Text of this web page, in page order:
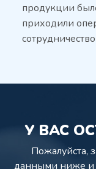
продукции
приходили
У ВАС
Пожалуйста,
данными ниже и